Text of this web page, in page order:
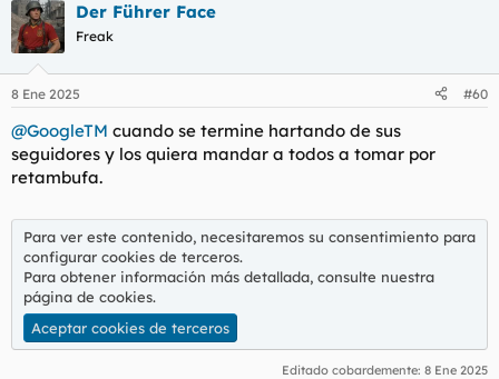
Der Führer Face
Freak
8 Ene 2025 #60
@GoogleTM cuando se termine hartando de sus
seguidores y los quiera mandar a todos a tomar por
retambufa.
Para ver este contenido, necesitaremos su consentimiento para
configurar cookies de terceros.
Para obtener información más detallada, consulte nuestra
página de cookies.
Aceptar cookies de terceros
Editado cobardemente: 8 Ene 2025